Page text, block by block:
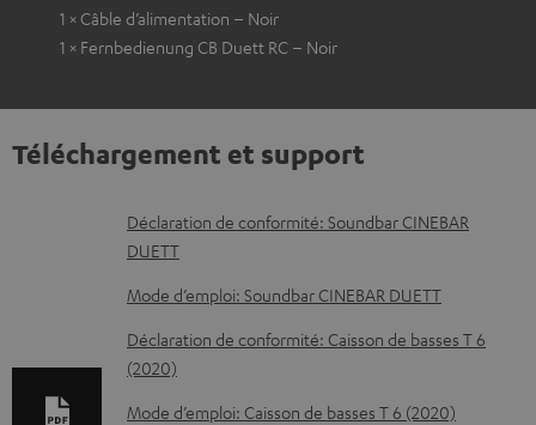
1 × Câble d’alimentation – Noir
1 × Fernbedienung CB Duett RC – Noir
Téléchargement et support
D
o
c
u
m
e
Déclaration de conformité: Soundbar CINEBAR
DUETT
Mode d’emploi: Soundbar CINEBAR DUETT
Déclaration de conformité: Caisson de basses T 6
(2020)
Mode d’emploi: Caisson de basses T 6 (2020)